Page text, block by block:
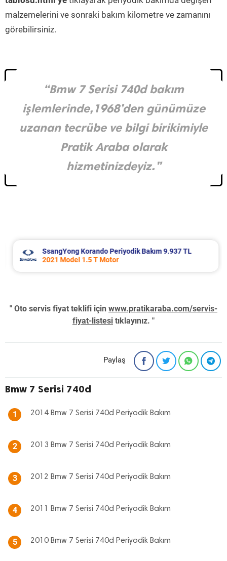
malzemelerini ve sonraki bakım kilometre ve zamanını
görebilirsiniz.
“Bmw 7 Serisi 740d bakım
işlemlerinde,1968’den günümüze
uzanan tecrübe ve bilgi birikimiyle
Pratik Araba olarak
hizmetinizdeyiz.”
SsangYong Korando Periyodik Bakım 9.937 TL
2021 Model 1.5 T Motor
" Oto servis fiyat teklifi için www.pratikaraba.com/servis-
fiyat-listesi tıklayınız. "
Paylaş
Bmw 7 Serisi 740d
1 2014 Bmw 7 Serisi 740d Periyodik Bakım
2 2013 Bmw 7 Serisi 740d Periyodik Bakım
3 2012 Bmw 7 Serisi 740d Periyodik Bakım
4 2011 Bmw 7 Serisi 740d Periyodik Bakım
5 2010 Bmw 7 Serisi 740d Periyodik Bakım